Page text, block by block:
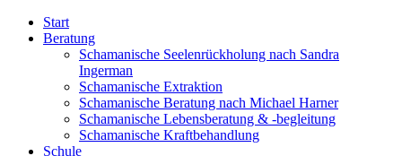
Start
Beratung
Schamanische Seelenrückholung nach Sandra
Ingerman
Schamanische Extraktion
Schamanische Beratung nach Michael Harner
Schamanische Lebensberatung & -begleitung
Schamanische Kraftbehandlung
Schule